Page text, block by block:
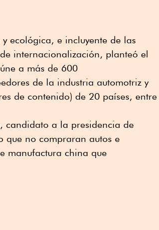
ecológica, e incluyente de las
internacionalización, planteó el
a más de 600
de la industria automotriz y
de contenido) de 20 países, entre
candidato a la presidencia de
que no compraran autos e
manufactura china que